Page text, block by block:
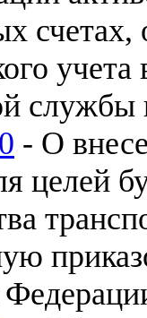
службы
- О
целей